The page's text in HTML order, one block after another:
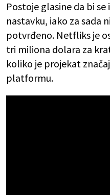
Postoje glasine da bi
nastavku, iako za sada
potvrđeno. Netfliks je
tri miliona dolara za
koliko je projekat
platformu.